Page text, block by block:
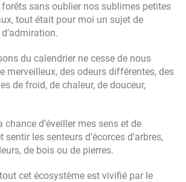
sans oublier nos sublimes petites
tout était pour moi un sujet de
du calendrier ne cesse de nous
merveilleux, des odeurs différentes, des
de froid, de chaleur, de douceur,
chance d’éveiller mes sens et de
sentir les senteurs d’écorces d’arbres,
de bois ou de pierres.
cet écosystème est vivifié par le